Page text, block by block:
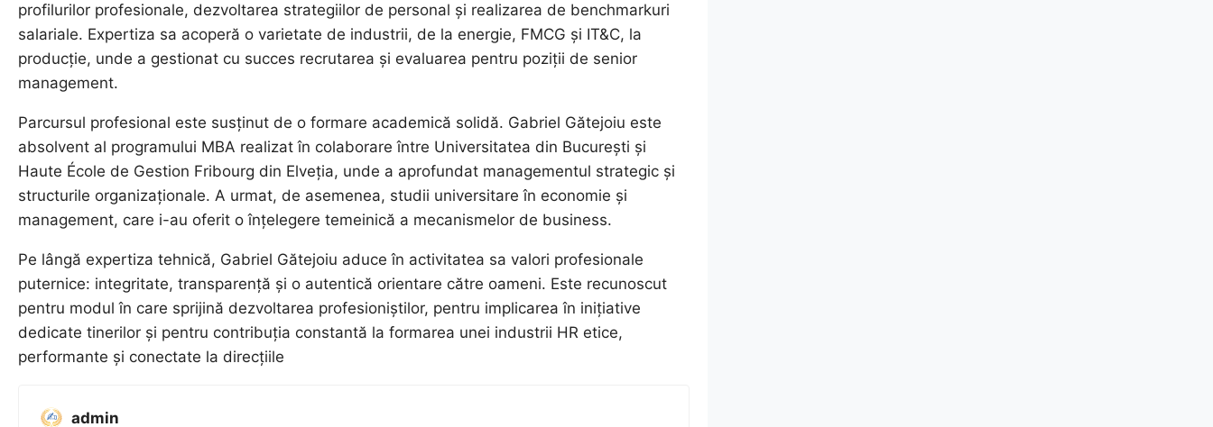
profilurilor profesionale, dezvoltarea strategiilor de personal și realizarea de benchmarkuri
salariale. Expertiza sa acoperă o varietate de industrii, de la energie, FMCG și IT&C, la
producție, unde a gestionat cu succes recrutarea și evaluarea pentru poziții de senior
management.
Parcursul profesional este susținut de o formare academică solidă. Gabriel Gătejoiu este
absolvent al programului MBA realizat în colaborare între Universitatea din București și
Haute École de Gestion Fribourg din Elveția, unde a aprofundat managementul strategic și
structurile organizaționale. A urmat, de asemenea, studii universitare în economie și
management, care i-au oferit o înțelegere temeinică a mecanismelor de business.
Pe lângă expertiza tehnică, Gabriel Gătejoiu aduce în activitatea sa valori profesionale
puternice: integritate, transparență și o autentică orientare către oameni. Este recunoscut
pentru modul în care sprijină dezvoltarea profesioniștilor, pentru implicarea în inițiative
dedicate tinerilor și pentru contribuția constantă la formarea unei industrii HR etice,
performante și conectate la direcțiile
admin